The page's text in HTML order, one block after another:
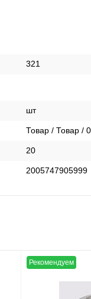
321
шт
Товар / Товар /
20
2005747905999
Рекомендуем